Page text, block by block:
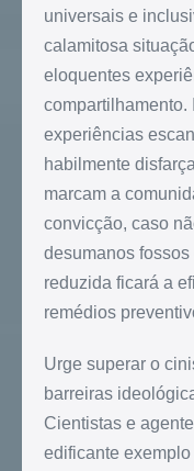
universais e
calamitosa
eloquentes
compartilhamento.
experiências
habilmente
marcam a
convicção, caso
desumanos
reduzida ficará a
remédios
Urge superar o
barreiras
Cientistas e
edificante